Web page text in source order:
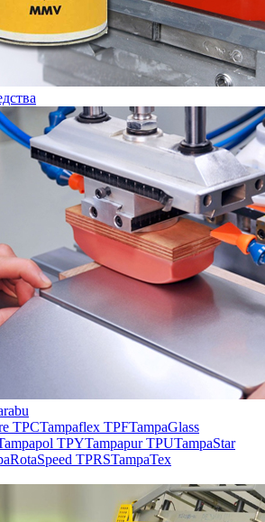
TPCTampaflex TPFTampaGlass
TPYTampapur TPUTampaStar
TPRSTampaTex